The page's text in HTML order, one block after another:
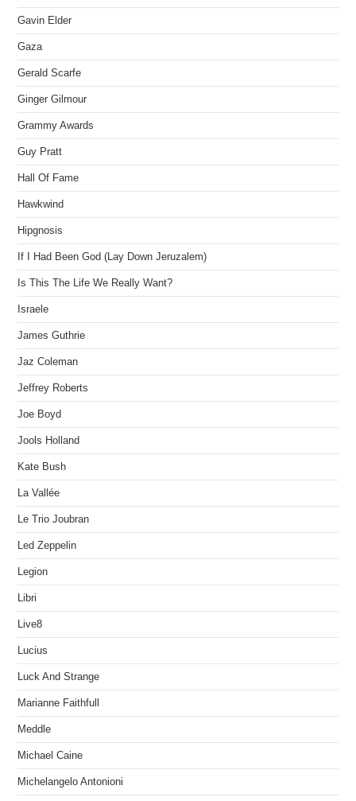
Gavin Elder
Gaza
Gerald Scarfe
Ginger Gilmour
Grammy Awards
Guy Pratt
Hall Of Fame
Hawkwind
Hipgnosis
If I Had Been God (Lay Down Jeruzalem)
Is This The Life We Really Want?
Israele
James Guthrie
Jaz Coleman
Jeffrey Roberts
Joe Boyd
Jools Holland
Kate Bush
La Vallée
Le Trio Joubran
Led Zeppelin
Legion
Libri
Live8
Lucius
Luck And Strange
Marianne Faithfull
Meddle
Michael Caine
Michelangelo Antonioni